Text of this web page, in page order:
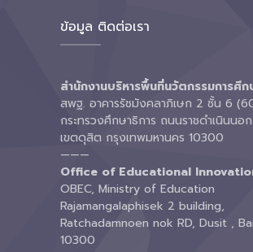
ข้อมูล ติดต่อเรา
สำนักงานบริหารพื้นที่นวัตกรรมการศึก
สพฐ. อาคารรัชมังคลาภิเษก 2 ชั้น 6
กระทรวงศึกษาธิการ ถนนราชดำเนินนอก
เขตดุสิต กรุงเทพมหานคร 10300
———
Office of Educational
OBEC, Ministry of Education
Rajamangalaphisek 2 building,
Ratchadamnoen nok RD, Dusit ,
10300